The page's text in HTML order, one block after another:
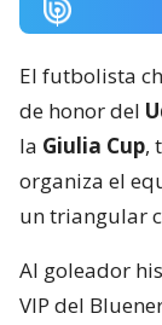
El futbolista
de honor del
la Giulia Cup,
organiza el
un triangular
Al goleador
VIP del